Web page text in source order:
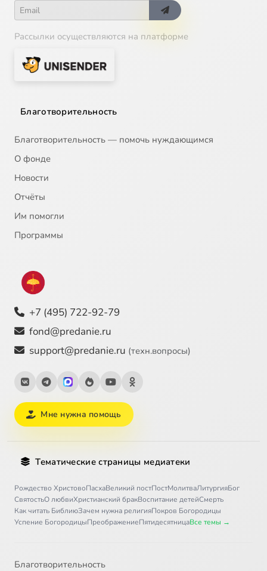
Рассылки осуществляются на платформе
Благотворительность
Благотворительность — помочь нуждающимся
О фонде
Новости
Отчёты
Им помогли
Программы
+7 (495) 722-92-79
fond@predanie.ru
support@predanie.ru (техн.вопросы)
Мне нужна помощь
Тематические страницы медиатеки
Рождество ХристовоПасхаВеликий постПостМолитваЛитургияБог
СвятостьО любвиХристианский бракВоспитание детейСмерть
Как читать БиблиюЗачем нужна религияПокров Богородицы
Успение БогородицыПреображениеПятидесятницаВсе темы →
Благотворительность